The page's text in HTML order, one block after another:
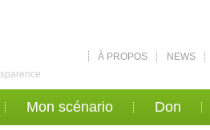
À PROPOS NEWS
Mon scénario Don